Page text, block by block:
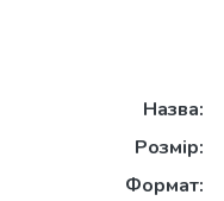
Назва:
Розмір:
Формат: